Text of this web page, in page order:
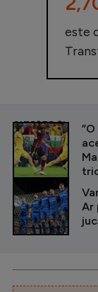
este
CITEȘTE ȘI
Ar